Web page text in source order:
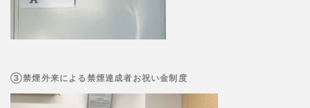
③禁煙外来による禁煙達成者お祝い金制度